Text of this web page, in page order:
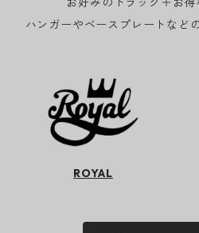
ハンガーやベースプレートなど
ROYAL